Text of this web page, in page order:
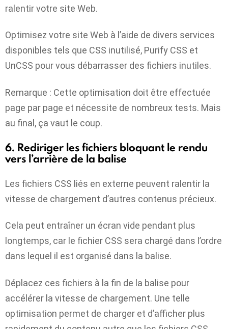
ralentir votre site Web.
Optimisez votre site Web à l’aide de divers services
disponibles tels que CSS inutilisé, Purify CSS et
UnCSS pour vous débarrasser des fichiers inutiles.
Remarque : Cette optimisation doit être effectuée
page par page et nécessite de nombreux tests. Mais
au final, ça vaut le coup.
6. Rediriger les fichiers bloquant le rendu
vers l’arrière de la balise
Les fichiers CSS liés en externe peuvent ralentir la
vitesse de chargement d’autres contenus précieux.
Cela peut entraîner un écran vide pendant plus
longtemps, car le fichier CSS sera chargé dans l’ordre
dans lequel il est organisé dans la balise.
Déplacez ces fichiers à la fin de la balise pour
accélérer la vitesse de chargement. Une telle
optimisation permet de charger et d’afficher plus